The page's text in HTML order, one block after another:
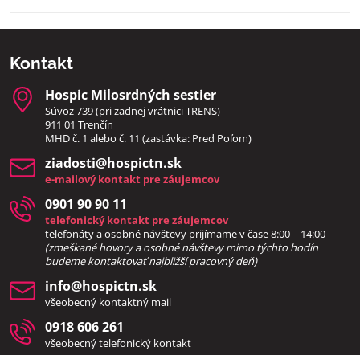
Kontakt
Hospic Milosrdných sestier
Súvoz 739 (pri zadnej vrátnici TRENS)
911 01 Trenčín
MHD č. 1 alebo č. 11 (zastávka: Pred Poľom)
ziadosti​@hospictn​.sk
e-mailový kontakt pre záujemcov
0901 90 90 11
telefonický kontakt pre záujemcov
telefonáty a osobné návštevy prijímame v čase 8:00 – 14:00
(zmeškané hovory a osobné návštevy mimo týchto hodín
budeme kontaktovať najbližší pracovný deň)
info​@hospictn​.sk
všeobecný kontaktný mail
0918 606 261
všeobecný telefonický kontakt